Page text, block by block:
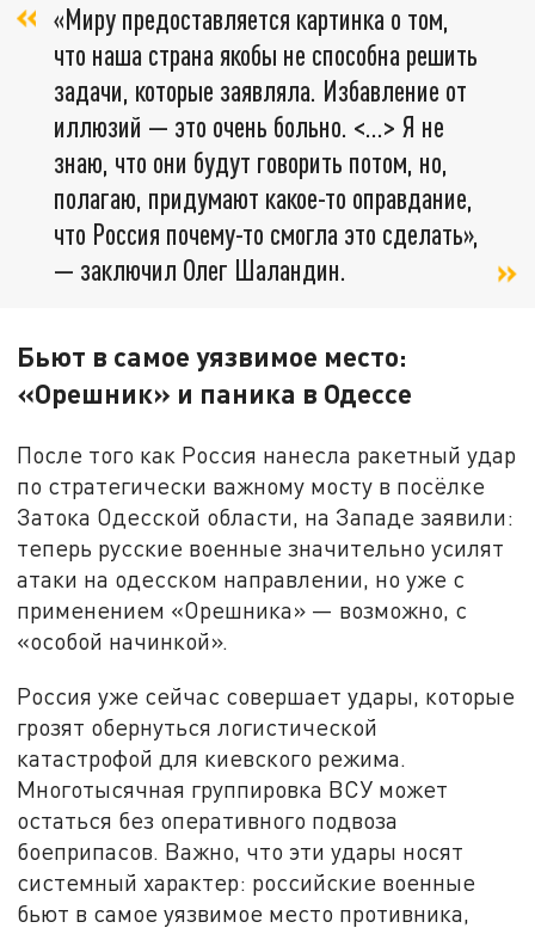
«Миру предоставляется картинка о том,
что наша страна якобы не способна решить
задачи, которые заявляла. Избавление от
иллюзий — это очень больно. <…> Я не
знаю, что они будут говорить потом, но,
полагаю, придумают какое-то оправдание,
что Россия почему-то смогла это сделать»,
— заключил Олег Шаландин.
Бьют в самое уязвимое место:
«Орешник» и паника в Одессе
После того как Россия нанесла ракетный удар
по стратегически важному мосту в посёлке
Затока Одесской области, на Западе заявили:
теперь русские военные значительно усилят
атаки на одесском направлении, но уже с
применением «Орешника» — возможно, с
«особой начинкой».
Россия уже сейчас совершает удары, которые
грозят обернуться логистической
катастрофой для киевского режима.
Многотысячная группировка ВСУ может
остаться без оперативного подвоза
боеприпасов. Важно, что эти удары носят
системный характер: российские военные
бьют в самое уязвимое место противника,